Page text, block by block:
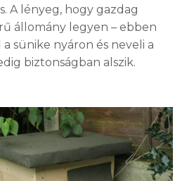
A lényeg, hogy gazdag
állomány legyen – ebben
sünike nyáron és neveli a
biztonságban alszik.